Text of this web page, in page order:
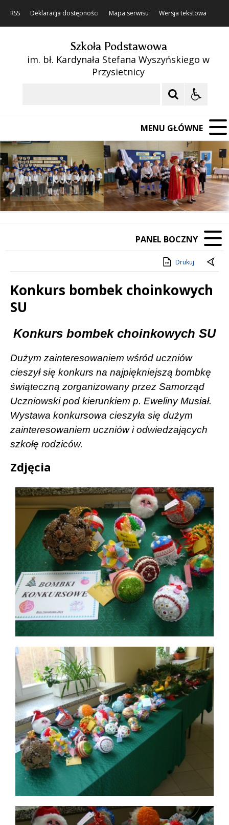
RSS Deklaracja dostępności Mapa serwisu Wersja tekstowa
Szkoła Podstawowa
im. bł. Kardynała Stefana Wyszyńskiego w
Przysietnicy
MENU GŁÓWNE
Poprzedni Element
Następny Element
❚❚
PANEL BOCZNY
Drukuj
Konkurs bombek choinkowych
SU
Treść
Konkurs bombek choinkowych SU
Dużym zainteresowaniem wśród uczniów
cieszył się konkurs na najpiękniejszą bombkę
świąteczną zorganizowany przez Samorząd
Uczniowski pod kierunkiem p. Eweliny Musiał.
Wystawa konkursowa cieszyła się dużym
zainteresowaniem uczniów i odwiedzających
szkołę rodziców.
Zdjęcia